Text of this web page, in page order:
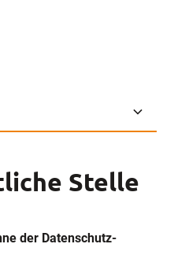
Stelle
der Datenschutz-